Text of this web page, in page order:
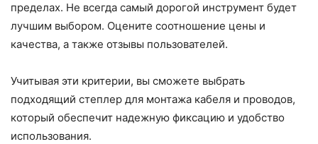
пределах. Не всегда самый дорогой инструмент будет
лучшим выбором. Оцените соотношение цены и
качества, а также отзывы пользователей.
Учитывая эти критерии, вы сможете выбрать
подходящий степлер для монтажа кабеля и проводов,
который обеспечит надежную фиксацию и удобство
использования.